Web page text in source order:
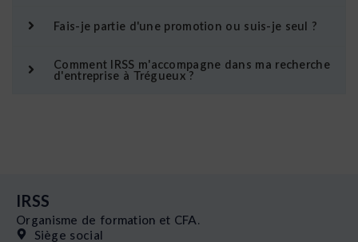
Fais-je partie d'une promotion ou suis-je seul ?
Comment IRSS m'accompagne dans ma recherche
d'entreprise à Trégueux ?
IRSS
Organisme de formation et CFA.
Siège social